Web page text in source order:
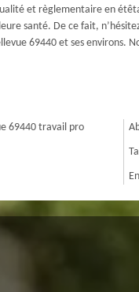
et règlementaire en
santé. De ce fait,
69440 et ses environs.
69440 travail pro